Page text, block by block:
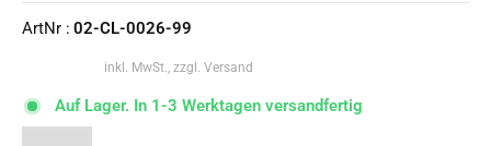
ArtNr : 02-CL-0026-99
inkl. MwSt., zzgl. Versand
Auf Lager. In 1-3 Werktagen versandfertig